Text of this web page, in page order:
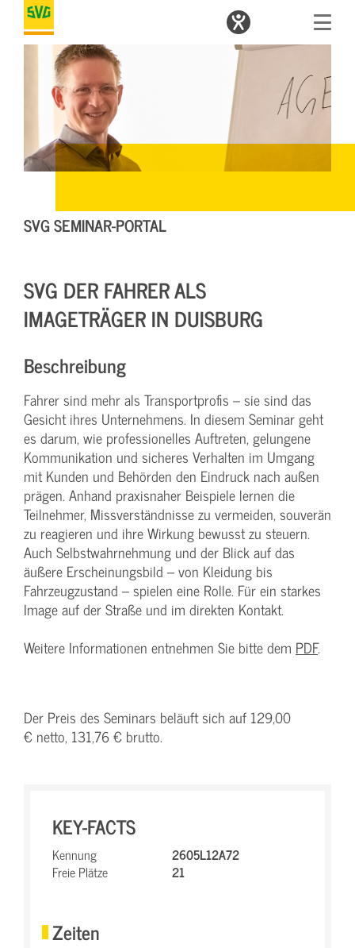
SVG SEMINAR-PORTAL
SVG DER FAHRER ALS
IMAGETRÄGER IN DUISBURG
Beschreibung
Fahrer sind mehr als Transportprofis – sie sind das
Gesicht ihres Unternehmens. In diesem Seminar geht
es darum, wie professionelles Auftreten, gelungene
Kommunikation und sicheres Verhalten im Umgang
mit Kunden und Behörden den Eindruck nach außen
prägen. Anhand praxisnaher Beispiele lernen die
Teilnehmer, Missverständnisse zu vermeiden, souverän
zu reagieren und ihre Wirkung bewusst zu steuern.
Auch Selbstwahrnehmung und der Blick auf das
äußere Erscheinungsbild – von Kleidung bis
Fahrzeugzustand – spielen eine Rolle. Für ein starkes
Image auf der Straße und im direkten Kontakt.
Weitere Informationen entnehmen Sie bitte dem PDF.
Der Preis des Seminars beläuft sich auf 129,00
€ netto, 131,76 € brutto.
KEY-FACTS
Kennung
2605L12A72
Freie Plätze
21
Zeiten